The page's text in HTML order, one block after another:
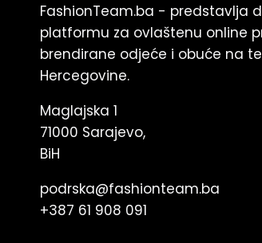
FashionTeam.ba - predstavlja
platformu za ovlaštenu online
brendirane odjeće i obuće na
Hercegovine.
Maglajska 1
71000 Sarajevo,
BiH
podrska@fashionteam.ba
+387 61 908 091